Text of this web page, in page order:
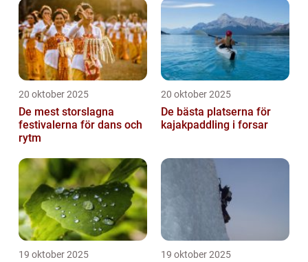
20 oktober 2025
De mest storslagna
festivalerna för dans och
rytm
20 oktober 2025
De bästa platserna för
kajakpaddling i forsar
19 oktober 2025 19 oktober 2025